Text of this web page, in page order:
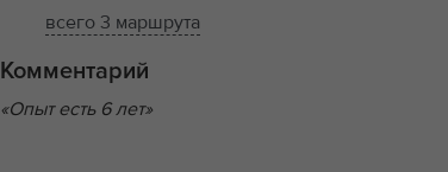
всего 3 маршрута
Комментарий
«Опыт есть 6 лет»